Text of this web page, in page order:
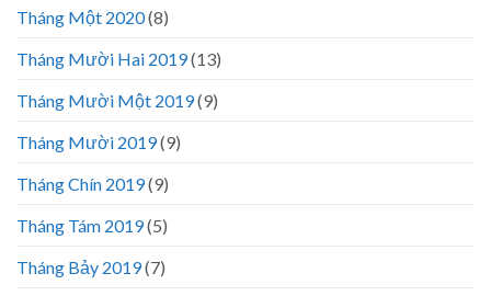
Tháng Một 2020(8)
Tháng Mười Hai 2019(13)
Tháng Mười Một 2019(9)
Tháng Mười 2019(9)
Tháng Chín 2019(9)
Tháng Tám 2019(5)
Tháng Bảy 2019(7)